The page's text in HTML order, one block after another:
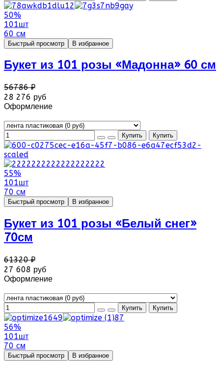
50%
101шт
60 см
Быстрый просмотр В избранное
Букет из 101 розы «Мадонна» 60 см
56786 ₽
28 276 руб
Оформление
55%
101шт
70 см
Быстрый просмотр В избранное
Букет из 101 розы «Белый снег»
70см
61320 ₽
27 608 руб
Оформление
56%
101шт
70 см
Быстрый просмотр В избранное